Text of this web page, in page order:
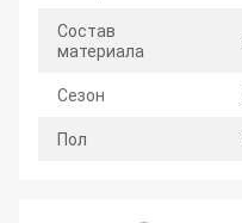
Состав
материала
Сезон
Пол